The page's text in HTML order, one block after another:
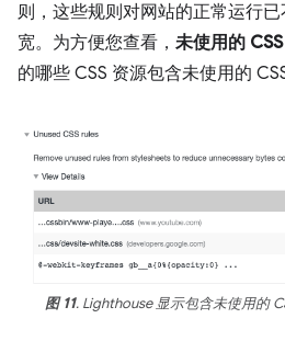
则，这些规则对网站的正常运行
宽。为方便您查看， 未使用的
的哪些 CSS 资源包含未使用的 CSS
图 11. Lighthouse 显示包含未使用的